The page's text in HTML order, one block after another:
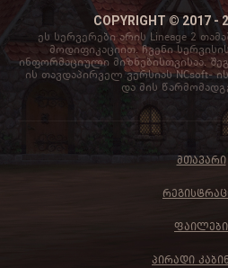
COPYRIGHT © 2017 -
ეს სერვერები არის Lineage 2
მოდიფიკაციით. ჩვენი
ინფორმაციული მიზნებისთვისაა.
ის თავდაპირველ ვერსიას NCsoft-
და მის
ᲛᲗᲐᲕᲐᲠᲘ
ᲤᲐᲘᲚᲔᲑᲘ
ᲞᲘᲠᲐᲓᲘ